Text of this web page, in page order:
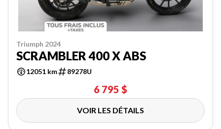
Triumph 2024
SCRAMBLER 400 X ABS
12051 km 89278U
6 795 $
VOIR LES DÉTAILS